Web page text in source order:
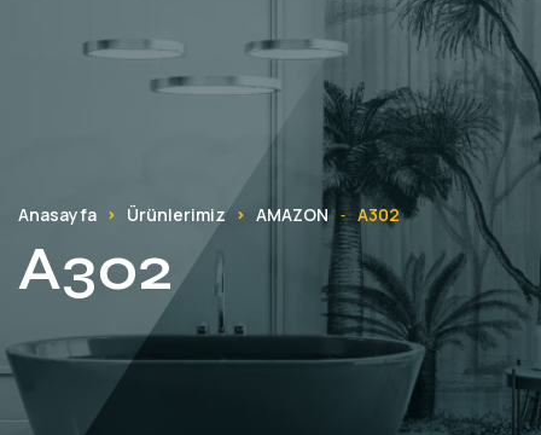
Anasayfa Ürünlerimiz AMAZON - A302
A302